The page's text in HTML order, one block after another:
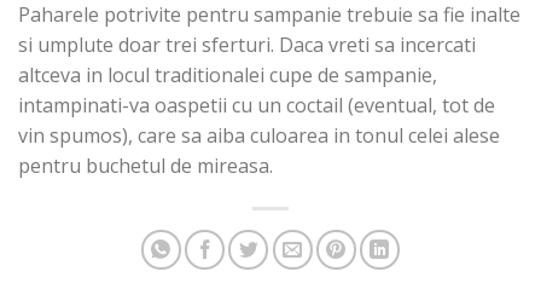
Paharele potrivite pentru sampanie trebuie sa fie inalte
si umplute doar trei sferturi. Daca vreti sa incercati
altceva in locul traditionalei cupe de sampanie,
intampinati-va oaspetii cu un coctail (eventual, tot de
vin spumos), care sa aiba culoarea in tonul celei alese
pentru buchetul de mireasa.